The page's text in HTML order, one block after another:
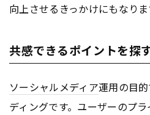
向上させるきっかけにもなりま
共感できるポイントを探
ソーシャルメディア運用の目
ディングです。ユーザーのプ